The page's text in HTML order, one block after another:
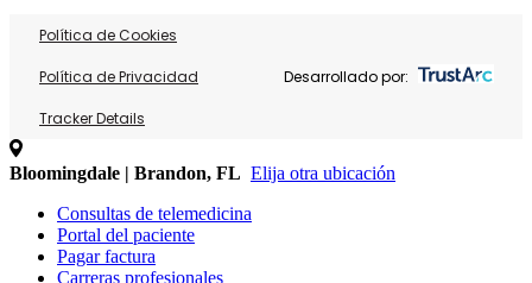
Política de Cookies
Política de Privacidad
Tracker Details
Desarrollado por:
Bloomingdale | Brandon, FL Elija otra ubicación
Consultas de telemedicina
Portal del paciente
Pagar factura
Carreras profesionales